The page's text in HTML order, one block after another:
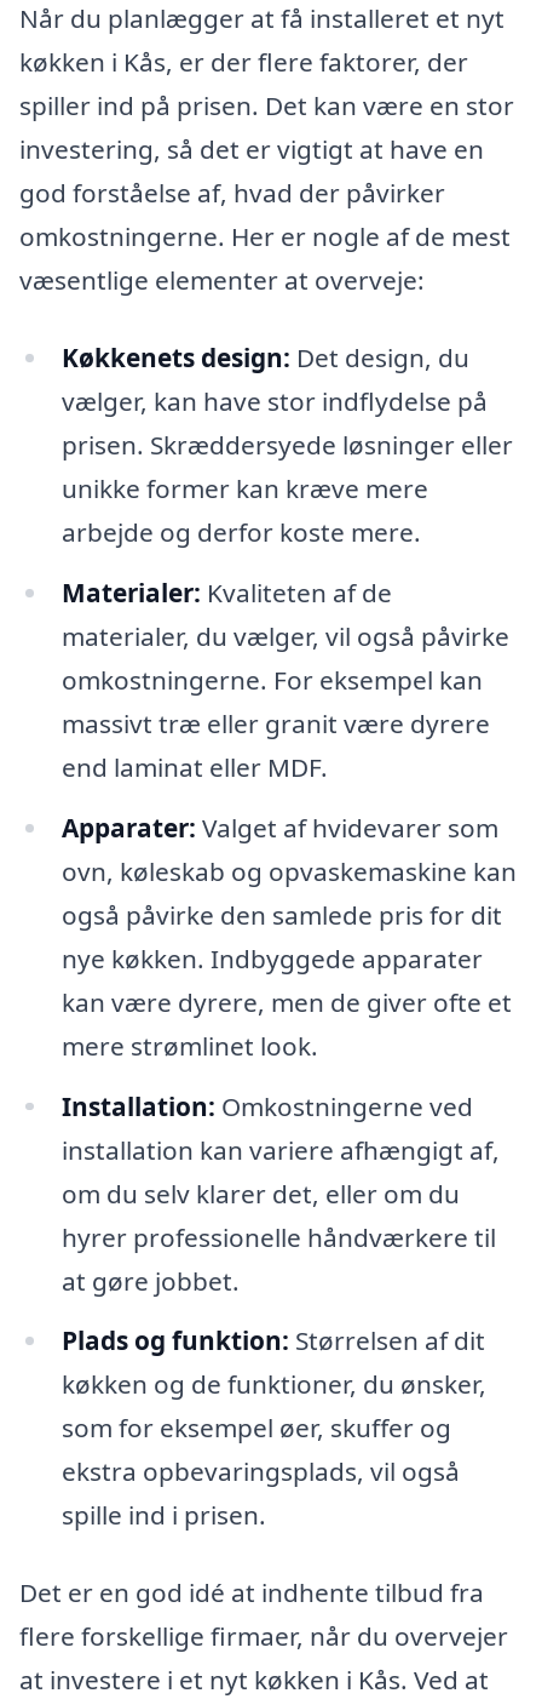
Når du planlægger at få installeret et nyt
køkken i Kås, er der flere faktorer, der
spiller ind på prisen. Det kan være en stor
investering, så det er vigtigt at have en
god forståelse af, hvad der påvirker
omkostningerne. Her er nogle af de mest
væsentlige elementer at overveje:
Køkkenets design: Det design, du
vælger, kan have stor indflydelse på
prisen. Skræddersyede løsninger eller
unikke former kan kræve mere
arbejde og derfor koste mere.
Materialer: Kvaliteten af de
materialer, du vælger, vil også påvirke
omkostningerne. For eksempel kan
massivt træ eller granit være dyrere
end laminat eller MDF.
Apparater: Valget af hvidevarer som
ovn, køleskab og opvaskemaskine kan
også påvirke den samlede pris for dit
nye køkken. Indbyggede apparater
kan være dyrere, men de giver ofte et
mere strømlinet look.
Installation: Omkostningerne ved
installation kan variere afhængigt af,
om du selv klarer det, eller om du
hyrer professionelle håndværkere til
at gøre jobbet.
Plads og funktion: Størrelsen af dit
køkken og de funktioner, du ønsker,
som for eksempel øer, skuffer og
ekstra opbevaringsplads, vil også
spille ind i prisen.
Det er en god idé at indhente tilbud fra
flere forskellige firmaer, når du overvejer
at investere i et nyt køkken i Kås. Ved at